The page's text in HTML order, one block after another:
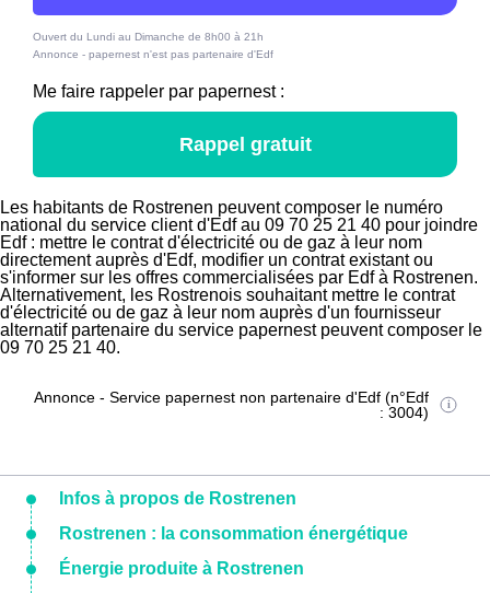
Ouvert du Lundi au Dimanche de 8h00 à 21h
Annonce - papernest n'est pas partenaire d'Edf
Me faire rappeler par papernest :
Rappel gratuit
Les habitants de Rostrenen peuvent composer le numéro
national du service client d'Edf au 09 70 25 21 40 pour joindre
Edf : mettre le contrat d'électricité ou de gaz à leur nom
directement auprès d'Edf, modifier un contrat existant ou
s'informer sur les offres commercialisées par Edf à Rostrenen.
Alternativement, les Rostrenois souhaitant mettre le contrat
d'électricité ou de gaz à leur nom auprès d'un fournisseur
alternatif partenaire du service papernest peuvent composer le
09 70 25 21 40.
Annonce - Service papernest non partenaire d'Edf (n°Edf
: 3004)
Infos à propos de Rostrenen
Rostrenen : la consommation énergétique
Énergie produite à Rostrenen